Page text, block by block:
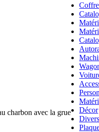
charbon avec la grue
Décor
Divers